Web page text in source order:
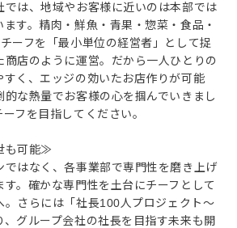
では、地域やお客様に近いのは本部では
す。精肉・鮮魚・青果・惣菜・食品・
ーフを「最小単位の経営者」として捉
商店のように運営。だから一人ひとりの
すく、エッジの効いたお店作りが可能
的な熱量でお客様の心を掴んでいきまし
フを目指してください。
も可能≫
ではなく、各事業部で専門性を磨き上げ
。確かな専門性を土台にチーフとして
。さらには「社長100人プロジェクト～
グループ会社の社長を目指す未来も開